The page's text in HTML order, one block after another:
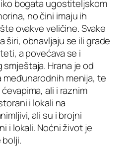
bogata ugostiteljskom
no čini imaju ih
ovakve veličine. Svake
širi, obnavljaju se ili grade
a povećava se i
Hrana je od
međunarodnih menija, te
ali i raznim
i lokali na
ali su i brojni
i lokali. Noćni život je